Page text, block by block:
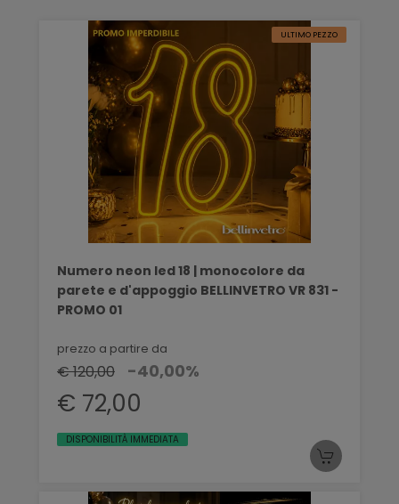
ULTIMO PEZZO
Numero neon led 18 | monocolore da
parete e d'appoggio BELLINVETRO VR 831 -
PROMO 01
prezzo a partire da
€ 120,00 -40,00%
€ 72,00
DISPONIBILITÀ IMMEDIATA